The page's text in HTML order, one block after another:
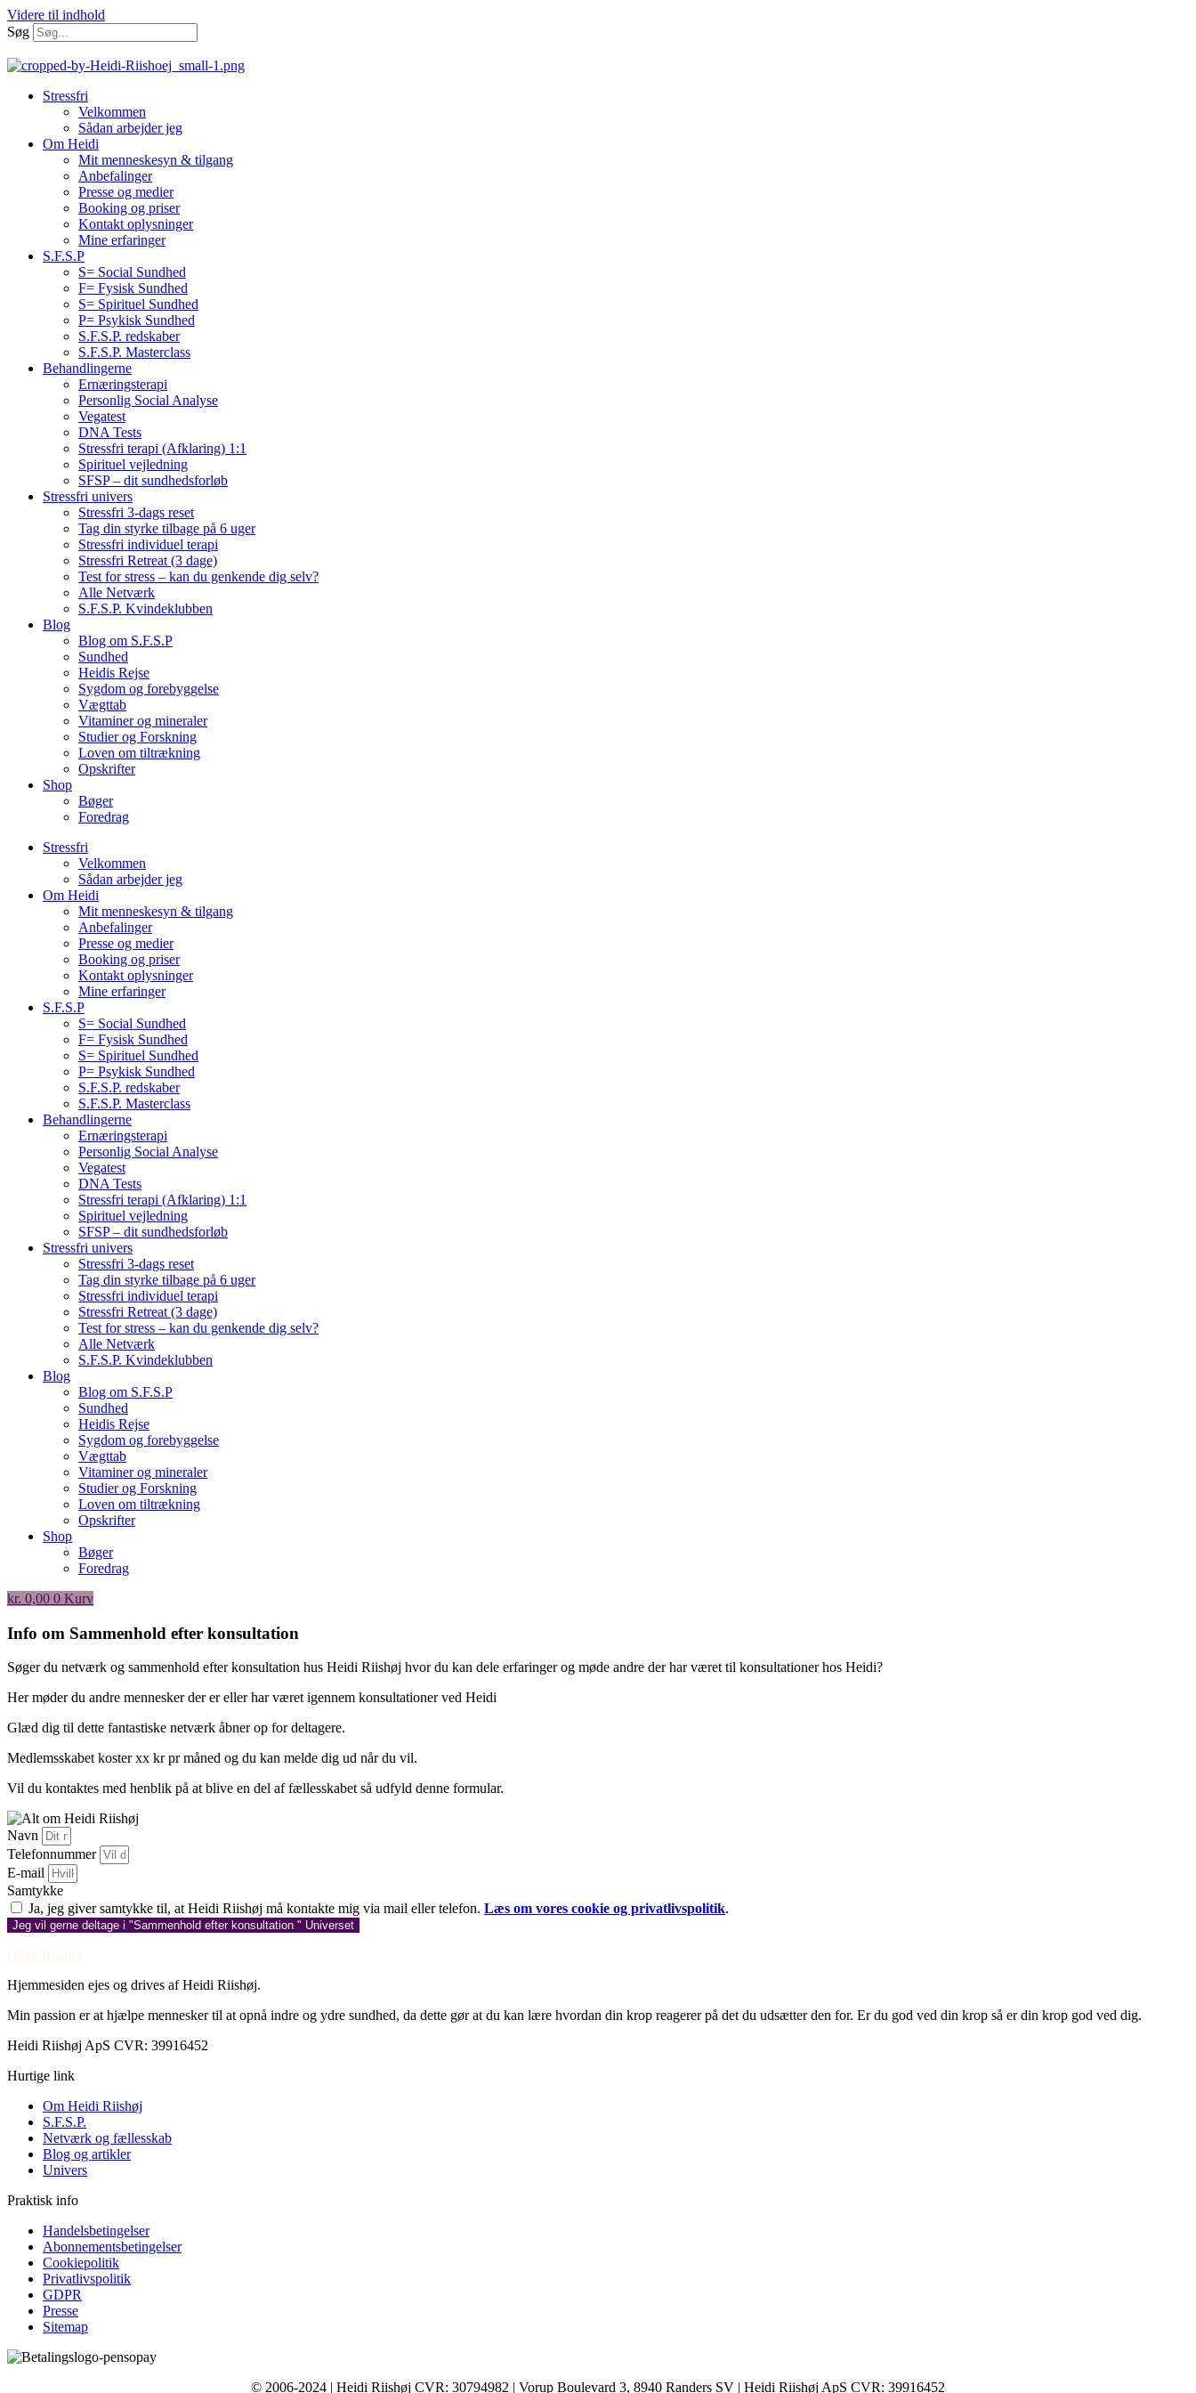
Videre til indhold
Søg
Stressfri
Velkommen
Sådan arbejder jeg
Om Heidi
Mit menneskesyn & tilgang
Anbefalinger
Presse og medier
Booking og priser
Kontakt oplysninger
Mine erfaringer
S.F.S.P
S= Social Sundhed
F= Fysisk Sundhed
S= Spirituel Sundhed
P= Psykisk Sundhed
S.F.S.P. redskaber
S.F.S.P. Masterclass
Behandlingerne
Ernæringsterapi
Personlig Social Analyse
Vegatest
DNA Tests
Stressfri terapi (Afklaring) 1:1
Spirituel vejledning
SFSP – dit sundhedsforløb
Stressfri univers
Stressfri 3-dags reset
Tag din styrke tilbage på 6 uger
Stressfri individuel terapi
Stressfri Retreat (3 dage)
Test for stress – kan du genkende dig selv?
Alle Netværk
S.F.S.P. Kvindeklubben
Blog
Blog om S.F.S.P
Sundhed
Heidis Rejse
Sygdom og forebyggelse
Vægttab
Vitaminer og mineraler
Studier og Forskning
Loven om tiltrækning
Opskrifter
Shop
Bøger
Foredrag
Stressfri
Velkommen
Sådan arbejder jeg
Om Heidi
Mit menneskesyn & tilgang
Anbefalinger
Presse og medier
Booking og priser
Kontakt oplysninger
Mine erfaringer
S.F.S.P
S= Social Sundhed
F= Fysisk Sundhed
S= Spirituel Sundhed
P= Psykisk Sundhed
S.F.S.P. redskaber
S.F.S.P. Masterclass
Behandlingerne
Ernæringsterapi
Personlig Social Analyse
Vegatest
DNA Tests
Stressfri terapi (Afklaring) 1:1
Spirituel vejledning
SFSP – dit sundhedsforløb
Stressfri univers
Stressfri 3-dags reset
Tag din styrke tilbage på 6 uger
Stressfri individuel terapi
Stressfri Retreat (3 dage)
Test for stress – kan du genkende dig selv?
Alle Netværk
S.F.S.P. Kvindeklubben
Blog
Blog om S.F.S.P
Sundhed
Heidis Rejse
Sygdom og forebyggelse
Vægttab
Vitaminer og mineraler
Studier og Forskning
Loven om tiltrækning
Opskrifter
Shop
Bøger
Foredrag
kr. 0,00 0 Kurv
Info om Sammenhold efter konsultation
Søger du netværk og sammenhold efter konsultation hus Heidi Riishøj hvor du kan dele erfaringer og møde andre der har været til konsultationer hos Heidi?
Her møder du andre mennesker der er eller har været igennem konsultationer ved Heidi
Glæd dig til dette fantastiske netværk åbner op for deltagere.
Medlemsskabet koster xx kr pr måned og du kan melde dig ud når du vil.
Vil du kontaktes med henblik på at blive en del af fællesskabet så udfyld denne formular.
Navn
Telefonnummer
E-mail
Samtykke
Ja, jeg giver samtykke til, at Heidi Riishøj må kontakte mig via mail eller telefon. Læs om vores cookie og privatlivspolitik.
Jeg vil gerne deltage i "Sammenhold efter konsultation " Universet
Hjemmesiden ejes og drives af Heidi Riishøj.
Min passion er at hjælpe mennesker til at opnå indre og ydre sundhed, da dette gør at du kan lære hvordan din krop reagerer på det du udsætter den for. Er du god ved din krop så er din krop god ved dig.
Heidi Riishøj ApS CVR: 39916452
Hurtige link
Om Heidi Riishøj
S.F.S.P.
Netværk og fællesskab
Blog og artikler
Univers
Praktisk info
Handelsbetingelser
Abonnementsbetingelser
Cookiepolitik
Privatlivspolitik
GDPR
Presse
Sitemap
© 2006-2024 | Heidi Riishøj CVR: 30794982 | Vorup Boulevard 3, 8940 Randers SV | Heidi Riishøj ApS CVR: 39916452